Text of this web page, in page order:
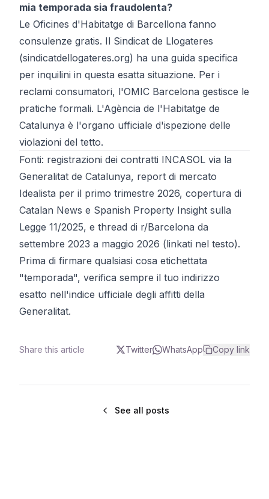
mia temporada sia fraudolenta?
Le Oficines d'Habitatge di Barcellona fanno
consulenze gratis. Il Sindicat de Llogateres
(sindicatdellogateres.org) ha una guida specifica
per inquilini in questa esatta situazione. Per i
reclami consumatori, l'OMIC Barcelona gestisce le
pratiche formali. L'Agència de l'Habitatge de
Catalunya è l'organo ufficiale d'ispezione delle
violazioni del tetto.
Fonti: registrazioni dei contratti INCASOL via la
Generalitat de Catalunya, report di mercato
Idealista per il primo trimestre 2026, copertura di
Catalan News e Spanish Property Insight sulla
Legge 11/2025, e thread di r/Barcelona da
settembre 2023 a maggio 2026 (linkati nel testo).
Prima di firmare qualsiasi cosa etichettata
"temporada", verifica sempre il tuo indirizzo
esatto nell'indice ufficiale degli affitti della
Generalitat.
Share this article Twitter WhatsApp Copy link
See all posts